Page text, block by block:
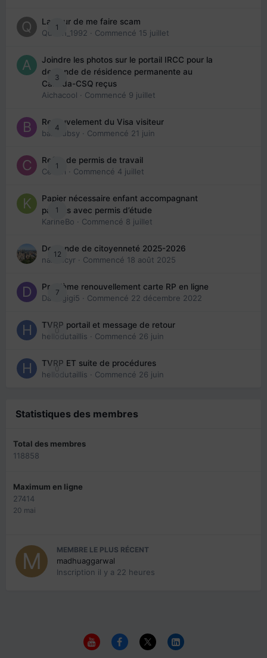
1
La peur de me faire scam
Queen_1992 · Commencé 15 juillet
3
Joindre les photos sur le portail IRCC pour la
demande de résidence permanente au
Canada-CSQ reçus
Aichacool · Commencé 9 juillet
4
Renouvelement du Visa visiteur
babibubsy · Commencé 21 juin
1
Refus de permis de travail
Cedbri · Commencé 4 juillet
1
Papier nécessaire enfant accompagnant
parents avec permis d’étude
KarineBo · Commencé 8 juillet
12
Demande de citoyenneté 2025-2026
nanancyr · Commencé 18 août 2025
7
Problème renouvellement carte RP en ligne
Davidgigi5 · Commencé 22 décembre 2022
0
TVRP portail et message de retour
hellodutaillis · Commencé 26 juin
0
TVRP ET suite de procédures
hellodutaillis · Commencé 26 juin
Statistiques des membres
Total des membres
118858
Maximum en ligne
27414
20 mai
MEMBRE LE PLUS RÉCENT
madhuaggarwal
Inscription il y a 22 heures